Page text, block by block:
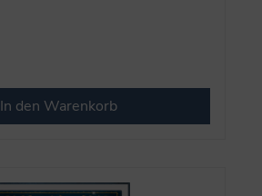
In den Warenkorb